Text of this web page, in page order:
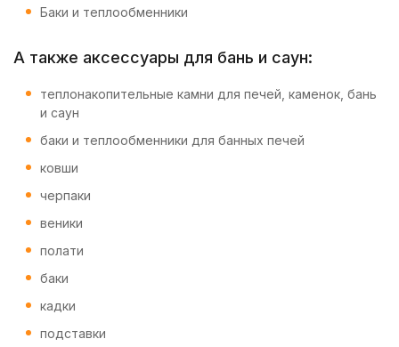
Баки и теплообменники
А также аксессуары для бань и саун:
теплонакопительные камни для печей, каменок, бань
и саун
баки и теплообменники для банных печей
ковши
черпаки
веники
полати
баки
кадки
подставки